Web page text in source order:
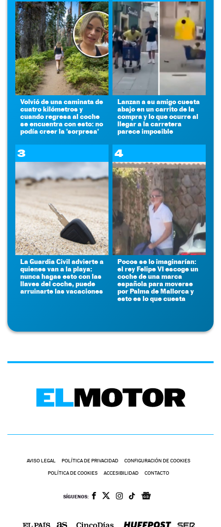
Volvió de una caminata de
cuatro kilómetros y
cuando regresa al coche
se encuentra con esto: no
podía creer la 'sorpresa'
Lanzan a su amigo cuesta
abajo en un carrito de la
compra y lo que ocurre al
llegar a la carretera
parece imposible
3
La Guardia Civil advierte a
quienes van a la playa:
nunca hagas esto con las
llaves del coche, puede
arruinarte las vacaciones
4
Pocos se lo imaginarían:
el rey Felipe VI escoge un
coche de una marca
española para moverse
por Palma de Mallorca y
esto es lo que cuesta
AVISO LEGAL POLÍTICA DE PRIVACIDAD CONFIGURACIÓN DE COOKIES
POLÍTICA DE COOKIES ACCESIBILIDAD CONTACTO
SÍGUENOS: